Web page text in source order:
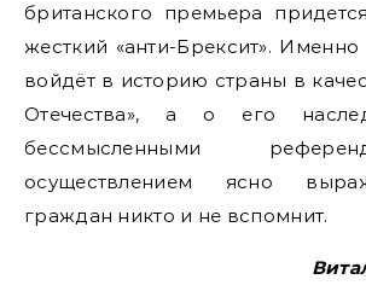
британского премьера
жесткий «анти-Брексит». Именно
войдёт в историю страны в
Отечества», а о его
бессмысленными
осуществлением ясно
граждан никто и не вспомнит.